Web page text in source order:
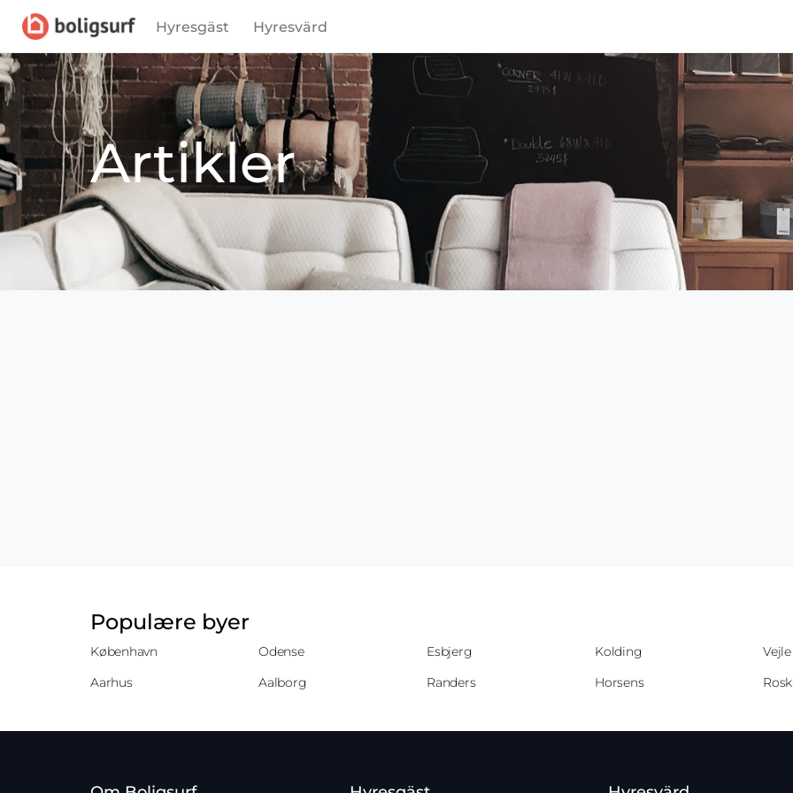
Hyresgäst Hyresvärd
Artikler
Populære byer
København Odense Esbjerg Kolding Vejle
Aarhus
Aalborg Randers Horsens